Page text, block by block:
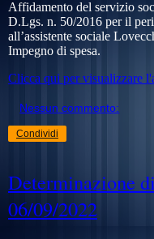
Affidamento del servizio
D.Lgs. n. 50/2016 per il
all’assistente sociale
Impegno di spesa.
Clicca qui per visualizzare
Nessun commento:
Condividi
Determinazione
06/09/2022